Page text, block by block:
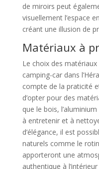
de miroirs peut
visuellement l’espace
créant une illusion de
Matériaux à
Le choix des
camping-car dans
compte de la praticité
d’opter pour des
que le bois,
à entretenir et à
d’élégance, il est
naturels comme le
apporteront une
authentique à